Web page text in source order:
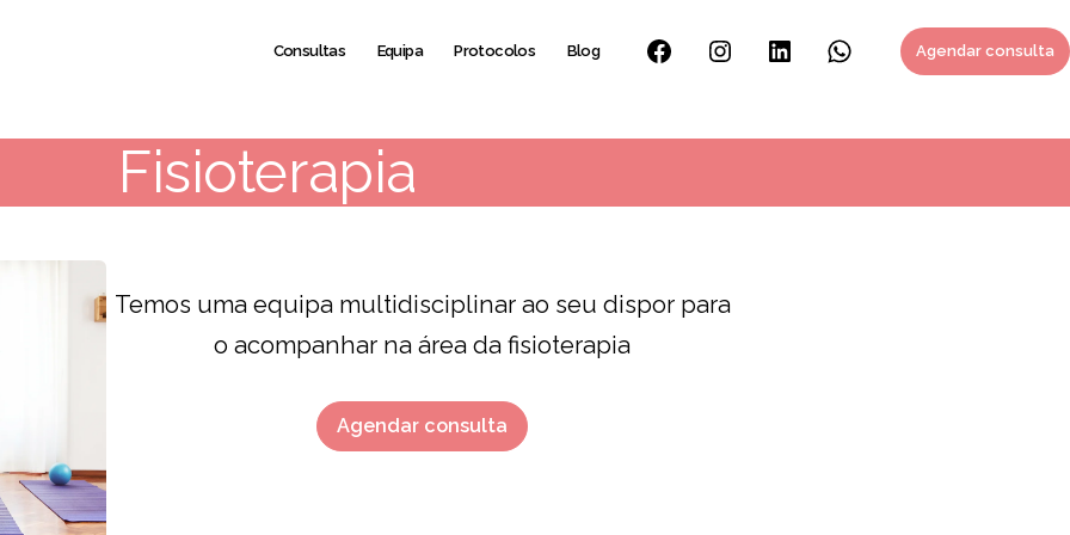
Consultas Equipa Protocolos
Blog
Agendar consulta
Fisioterapia
Temos uma equipa multidisciplinar ao seu dispor para
o acompanhar na área da fisioterapia
Agendar consulta